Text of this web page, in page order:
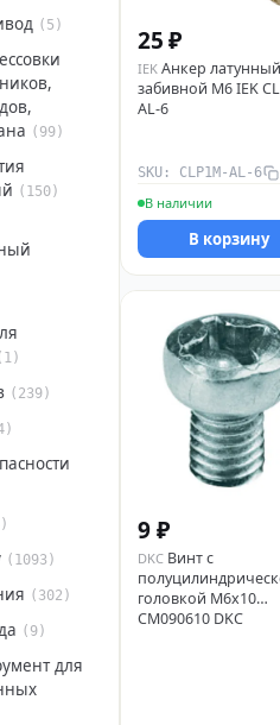
(5)
(99)
(150)
(239)
(1093)
(302)
(9)
для
25 ₽
IEK Анкер латунный
забивной М6 IEK
AL-6
SKU: CLP1M-AL-6
В наличии
В корзину
9 ₽
DKC Винт с
головкой М6х10
CM090610 DKC